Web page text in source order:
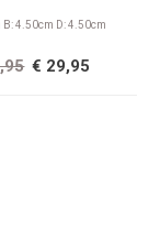
B: 4.50cm D: 4.50cm
€ 29,95